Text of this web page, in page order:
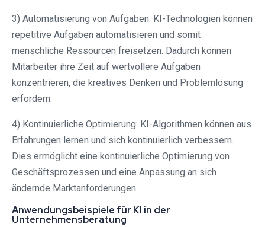
3) Automatisierung von Aufgaben: KI-Technologien können
repetitive Aufgaben automatisieren und somit
menschliche Ressourcen freisetzen. Dadurch können
Mitarbeiter ihre Zeit auf wertvollere Aufgaben
konzentrieren, die kreatives Denken und Problemlösung
erfordern.
4) Kontinuierliche Optimierung: KI-Algorithmen können aus
Erfahrungen lernen und sich kontinuierlich verbessern.
Dies ermöglicht eine kontinuierliche Optimierung von
Geschäftsprozessen und eine Anpassung an sich
ändernde Marktanforderungen.
Anwendungsbeispiele für KI in der
Unternehmensberatung